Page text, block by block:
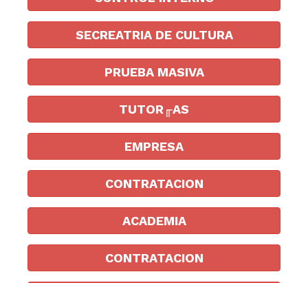
SECREATRIA DE CULTURA
PRUEBA MASIVA
TUTOR╓AS
EMPRESA
CONTRATACION
ACADEMIA
CONTRATACION